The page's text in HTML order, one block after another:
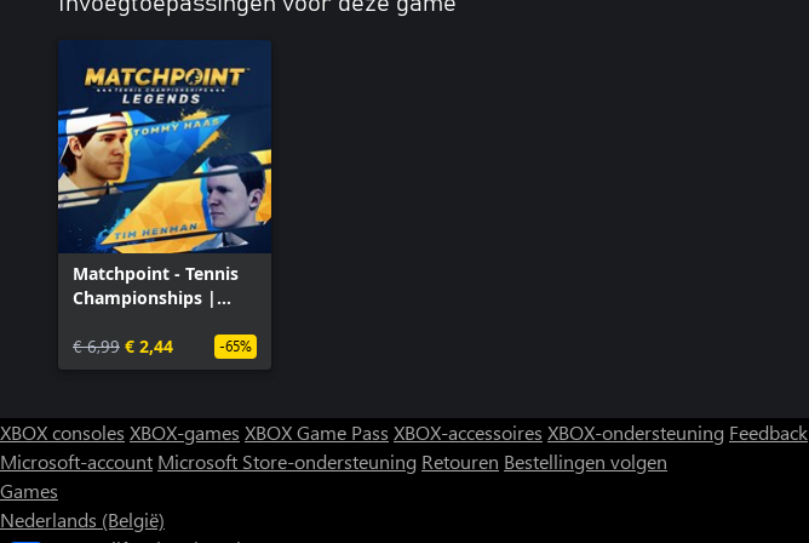
Matchpoint - Tennis
Championships |
€ 6,99 € 2,44 -65%
XBOX consoles XBOX-games XBOX Game Pass XBOX-accessoires XBOX-ondersteuning Feedback
Microsoft-account Microsoft Store-ondersteuning Retouren Bestellingen volgen
Games
Nederlands (België)